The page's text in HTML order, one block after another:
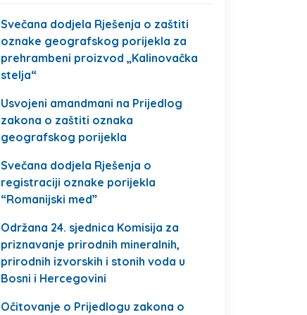
Svečana dodjela Rješenja o zaštiti
oznake geografskog porijekla za
prehrambeni proizvod „Kalinovačka
stelja“
Usvojeni amandmani na Prijedlog
zakona o zaštiti oznaka
geografskog porijekla
Svečana dodjela Rješenja o
registraciji oznake porijekla
“Romanijski med”
Održana 24. sjednica Komisija za
priznavanje prirodnih mineralnih,
prirodnih izvorskih i stonih voda u
Bosni i Hercegovini
Očitovanje o Prijedlogu zakona o